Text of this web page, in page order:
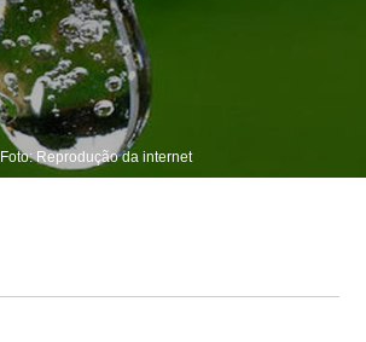
Foto: Reprodução da internet